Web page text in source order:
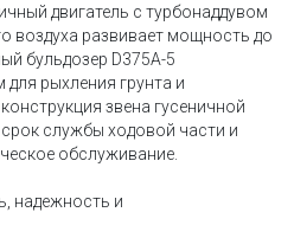
двигатель с турбонаддувом
воздуха развивает мощность до
бульдозер D375A-5
рыхления грунта и
звена гусеничной
службы ходовой части и
обслуживание.
надежность и